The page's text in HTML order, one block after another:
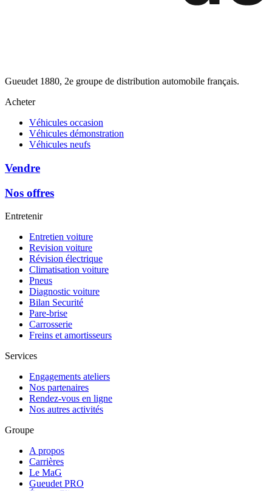
Gueudet 1880, 2e groupe de distribution automobile français.
Acheter
Véhicules occasion
Véhicules démonstration
Véhicules neufs
Vendre
Nos offres
Entretenir
Entretien voiture
Revision voiture
Révision électrique
Climatisation voiture
Pneus
Diagnostic voiture
Bilan Securité
Pare-brise
Carrosserie
Freins et amortisseurs
Services
Engagements ateliers
Nos partenaires
Rendez-vous en ligne
Nos autres activités
Groupe
A propos
Carrières
Le MaG
Gueudet PRO